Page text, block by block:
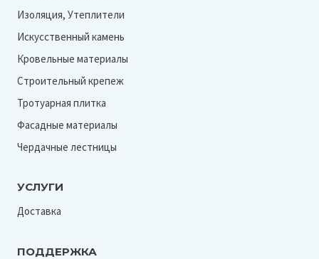
Изоляция, Утеплители
Искусственный камень
Кровельные материалы
Строительный крепеж
Тротуарная плитка
Фасадные материалы
Чердачные лестницы
УСЛУГИ
Доставка
ПОДДЕРЖКА